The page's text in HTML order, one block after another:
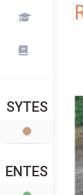
SYTES
ENTES